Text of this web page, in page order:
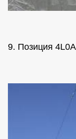
9. Позиция